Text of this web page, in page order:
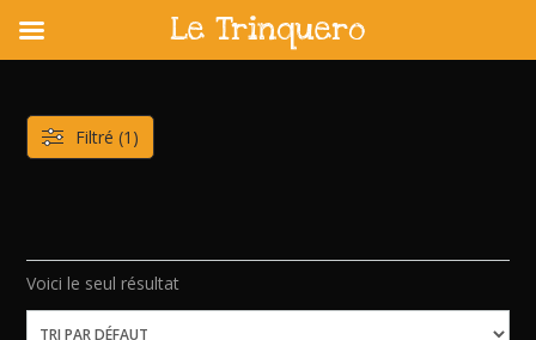
content
Voici le seul résultat
Filtré (1)
Le Trinquero